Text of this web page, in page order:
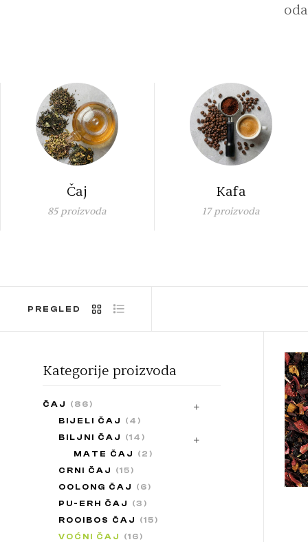
Čaj
85 proizvoda
Kafa
17 proizvoda
PREGLED
Kategorije proizvoda
ČAJ
(86)
BIJELI ČAJ
(4)
BILJNI ČAJ
(14)
MATE ČAJ
(2)
CRNI ČAJ
(15)
OOLONG ČAJ
(6)
PU-ERH ČAJ
(3)
ROOIBOS ČAJ
(15)
VOĆNI ČAJ
(16)